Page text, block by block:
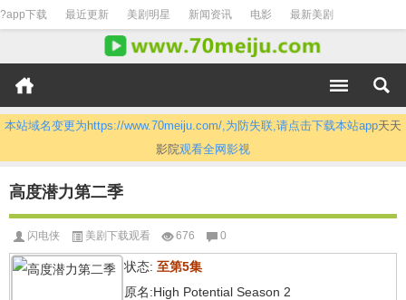
?app下载 最近更新 美剧明星 新闻资讯 电影 最新美剧
本站域名变更为https://www.70meiju.com/,为防失联,请点击下载本站app天天
影院观看全网影视
高度潜力第二季
闪电侠 美剧下载观看 676 0
状态: 至第5集
原名:High Potential Season 2